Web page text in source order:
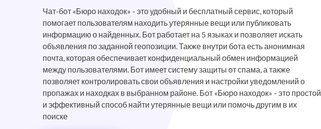
Чат-бот «Бюро находок» - это удобный и бесплатный сервис, который
помогает пользователям находить утерянные вещи или публиковать
информацию о найденных. Бот работает на 5 языках и позволяет искать
объявления по заданной геопозиции. Также внутри бота есть анонимная
почта, которая обеспечивает конфиденциальный обмен информацией
между пользователями. Бот имеет систему защиты от спама, а также
позволяет контролировать свои объявления и настройки уведомлений о
пропажах и находках в выбранном районе. Бот «Бюро находок» - это простой
и эффективный способ найти утерянные вещи или помочь другим в их
поиске